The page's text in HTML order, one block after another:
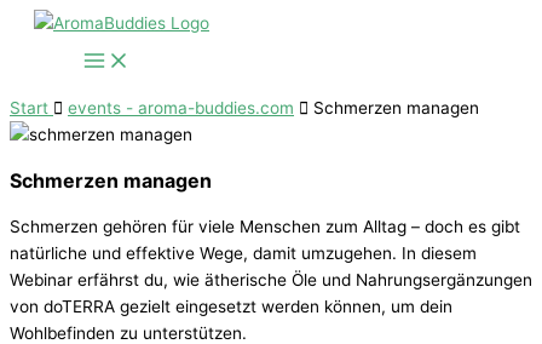
Zum
Start
events - aroma-buddies.com Schmerzen managen
Schmerzen managen
Schmerzen gehören für viele Menschen zum Alltag – doch es gibt
natürliche und effektive Wege, damit umzugehen. In diesem
Webinar erfährst du, wie ätherische Öle und Nahrungsergänzungen
von doTERRA gezielt eingesetzt werden können, um dein
Wohlbefinden zu unterstützen.